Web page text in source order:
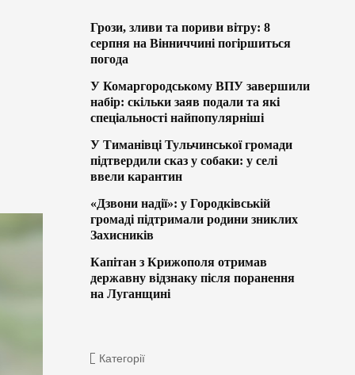
Грози, зливи та пориви вітру: 8
серпня на Вінниччині погіршиться
погода
У Комаргородському ВПУ завершили
набір: скільки заяв подали та які
спеціальності найпопулярніші
У Тиманівці Тульчинської громади
підтвердили сказ у собаки: у селі
ввели карантин
«Дзвони надії»: у Городківській
громаді підтримали родини зниклих
Захисників
Капітан з Крижополя отримав
державну відзнаку після поранення
на Луганщині
Категорії